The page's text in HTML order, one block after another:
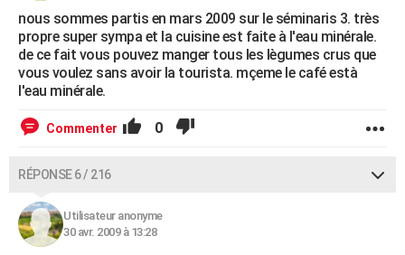
nous sommes partis en mars 2009 sur le séminaris 3. très
propre super sympa et la cuisine est faite à l'eau minérale.
de ce fait vous pouvez manger tous les lègumes crus que
vous voulez sans avoir la tourista. mçeme le café està
l'eau minérale.
Commenter 0
RÉPONSE 6 / 216
Utilisateur anonyme
30 avr. 2009 à 13:28